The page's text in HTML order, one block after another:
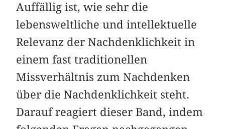
Auffällig ist, wie sehr die
lebensweltliche und intellektuelle
Relevanz der Nachdenklichkeit in
einem fast traditionellen
Missverhältnis zum Nachdenken
über die Nachdenklichkeit steht.
Darauf reagiert dieser Band, indem